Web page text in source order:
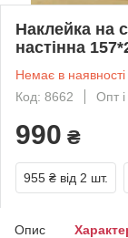
Наклейка на
настінна
Немає в наявності
Код: 8662
Опт і
990 ₴
955 ₴ від 2 шт.
Опис